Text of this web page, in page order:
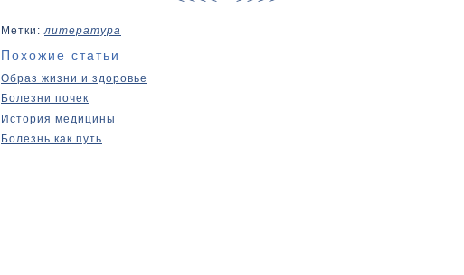
Метки:литература
Похожие статьи
Образ жизни и здоровье
Болезни почек
История медицины
Болезнь как путь